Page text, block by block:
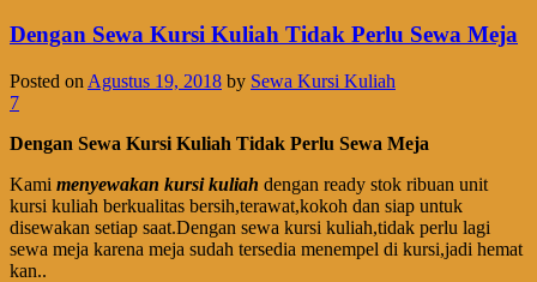
Dengan Sewa Kursi Kuliah Tidak Perlu Sewa Meja
Posted on Agustus 19, 2018 by Sewa Kursi Kuliah
7
Dengan Sewa Kursi Kuliah Tidak Perlu Sewa Meja
Kami menyewakan kursi kuliah dengan ready stok ribuan unit
kursi kuliah berkualitas bersih,terawat,kokoh dan siap untuk
disewakan setiap saat.Dengan sewa kursi kuliah,tidak perlu lagi
sewa meja karena meja sudah tersedia menempel di kursi,jadi hemat
kan..